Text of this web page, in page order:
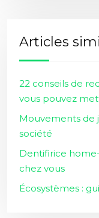
Articles
22 conseils de
vous pouvez
Mouvements de
société
Dentifirice
chez vous
Écosystèmes :